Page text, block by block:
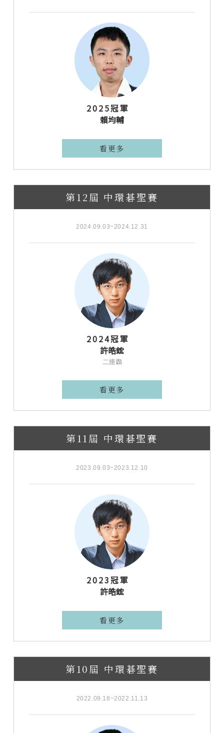
2025冠軍
賴均輔
看更多
第12屆 中環碁聖賽
2024.09.03~2024.12.31
2024冠軍
許皓鋐
二連霸
看更多
第11屆 中環碁聖賽
2023.09.03~2023.12.10
2023冠軍
許皓鋐
看更多
第10屆 中環碁聖賽
2022.09.18~2022.11.13